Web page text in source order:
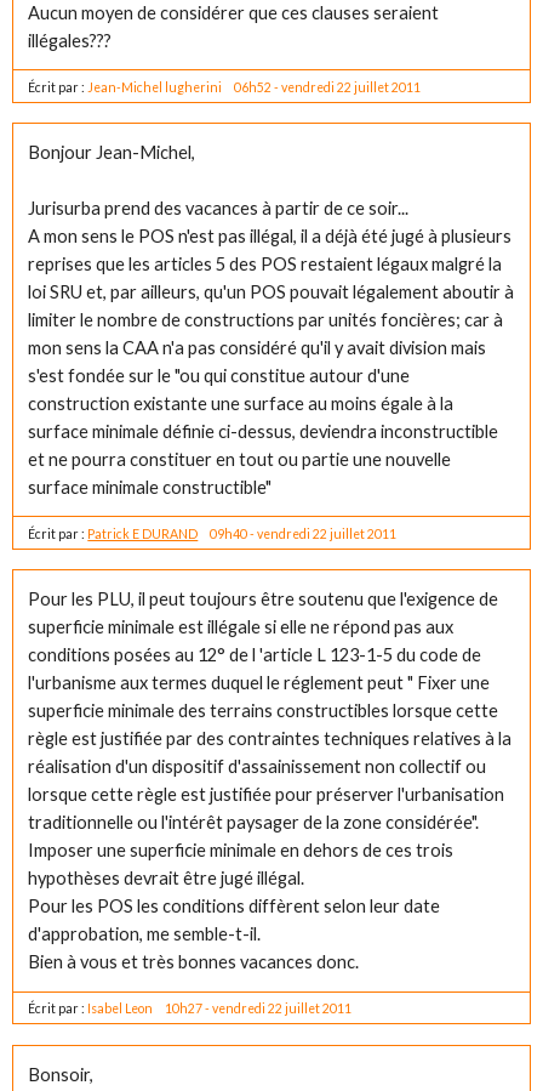
Aucun moyen de considérer que ces clauses seraient
illégales???
Écrit par : Jean-Michel lugherini 06h52 -vendredi 22 juillet 2011
Bonjour Jean-Michel,
Jurisurba prend des vacances à partir de ce soir...
A mon sens le POS n'est pas illégal, il a déjà été jugé à plusieurs
reprises que les articles 5 des POS restaient légaux malgré la
loi SRU et, par ailleurs, qu'un POS pouvait légalement aboutir à
limiter le nombre de constructions par unités foncières; car à
mon sens la CAA n'a pas considéré qu'il y avait division mais
s'est fondée sur le "ou qui constitue autour d'une
construction existante une surface au moins égale à la
surface minimale définie ci-dessus, deviendra inconstructible
et ne pourra constituer en tout ou partie une nouvelle
surface minimale constructible"
Écrit par : Patrick E DURAND 09h40-vendredi 22 juillet 2011
Pour les PLU, il peut toujours être soutenu que l'exigence de
superficie minimale est illégale si elle ne répond pas aux
conditions posées au 12° de l 'article L 123-1-5 du code de
l'urbanisme aux termes duquel le réglement peut " Fixer une
superficie minimale des terrains constructibles lorsque cette
règle est justifiée par des contraintes techniques relatives à la
réalisation d'un dispositif d'assainissement non collectif ou
lorsque cette règle est justifiée pour préserver l'urbanisation
traditionnelle ou l'intérêt paysager de la zone considérée".
Imposer une superficie minimale en dehors de ces trois
hypothèses devrait être jugé illégal.
Pour les POS les conditions diffèrent selon leur date
d'approbation, me semble-t-il.
Bien à vous et très bonnes vacances donc.
Écrit par : Isabel Leon 10h27-vendredi 22 juillet 2011
Bonsoir,